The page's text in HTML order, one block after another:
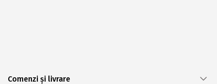
Comenzi și livrare